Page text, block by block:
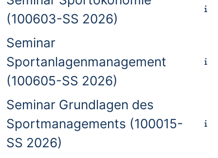
(100603-SS 2026)
Seminar
Sportanlagenmanagement
(100605-SS 2026)
Seminar Grundlagen des
Sportmanagements (100015-
SS 2026)